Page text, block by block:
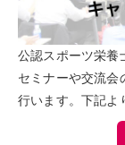
公認スポーツ栄養
セミナーや交流会
行います。下記よ